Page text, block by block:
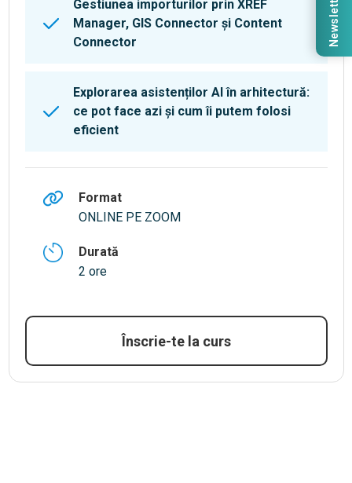
Gestiunea importurilor prin XREF
Manager, GIS Connector și Content
Connector
Explorarea asistenților AI în arhitectură:
ce pot face azi și cum îi putem folosi
eficient
Format
ONLINE PE ZOOM
Durată
2 ore
Înscrie-te la curs
Newsletter